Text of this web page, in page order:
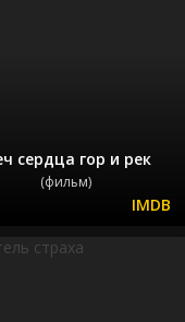
сердца гор и рек
(фильм)